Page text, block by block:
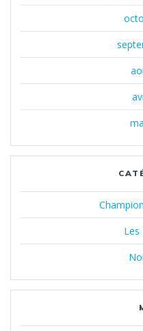
Les